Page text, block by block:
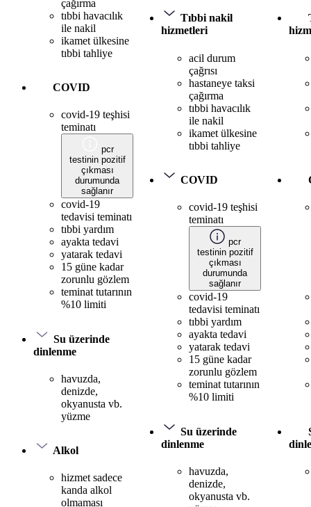
çağırma
tıbbi havacılık
ile nakil
ikamet ülkesine
tıbbi tahliye
COVID
covid-19 teşhisi
teminatı
pcr
testinin pozitif
çıkması
durumunda
sağlanır
covid-19
tedavisi teminatı
tıbbi yardım
ayakta tedavi
yatarak tedavi
15 güne kadar
zorunlu gözlem
teminat tutarının
%10 limiti
Su üzerinde
dinlenme
havuzda,
denizde,
okyanusta vb.
yüzme
Alkol
hizmet sadece
kanda alkol
olmaması
Tıbbi nakil
hizmetleri
acil durum
çağrısı
hastaneye taksi
çağırma
tıbbi havacılık
ile nakil
ikamet ülkesine
tıbbi tahliye
COVID
covid-19 teşhisi
teminatı
pcr
testinin pozitif
çıkması
durumunda
sağlanır
covid-19
tedavisi teminatı
tıbbi yardım
ayakta tedavi
yatarak tedavi
15 güne kadar
zorunlu gözlem
teminat tutarının
%10 limiti
Su üzerinde
dinlenme
havuzda,
denizde,
okyanusta vb.